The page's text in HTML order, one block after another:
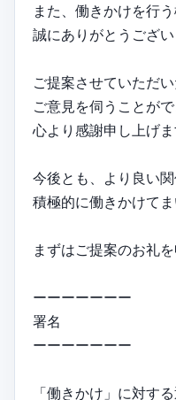
また、働きかけを行う
誠にありがとうござい
ご提案させていただい
ご意見を伺うことが
心より感謝申し上げま
今後とも、より良い関
積極的に働きかけてま
まずはご提案のお礼を
ーーーーーーー
署名
ーーーーーーー
「働きかけ」に対す